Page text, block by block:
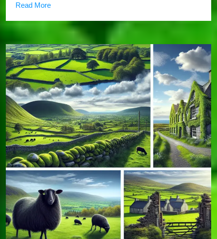
Read More